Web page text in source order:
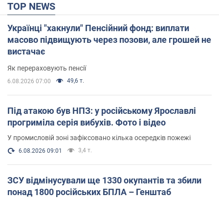
TOP NEWS
Українці "хакнули" Пенсійний фонд: виплати
масово підвищують через позови, але грошей не
вистачає
Як перераховують пенсії
6.08.2026 07:00 49,6 т.
Під атакою був НПЗ: у російському Ярославлі
прогриміла серія вибухів. Фото і відео
У промисловій зоні зафіксовано кілька осередків пожежі
6.08.2026 09:01 3,4 т.
ЗСУ відмінусували ще 1330 окупантів та збили
понад 1800 російських БПЛА – Генштаб